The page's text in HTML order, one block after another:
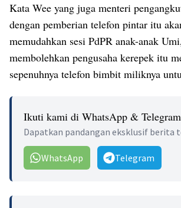
Kata Wee yang juga menteri
dengan pemberian telefon pintar itu
memudahkan sesi PdPR anak-anak
membolehkan pengusaha kerepek itu
sepenuhnya telefon bimbit miliknya
Ikuti kami di WhatsApp & Telegram
Dapatkan pandangan eksklusif berita
WhatsApp Telegram